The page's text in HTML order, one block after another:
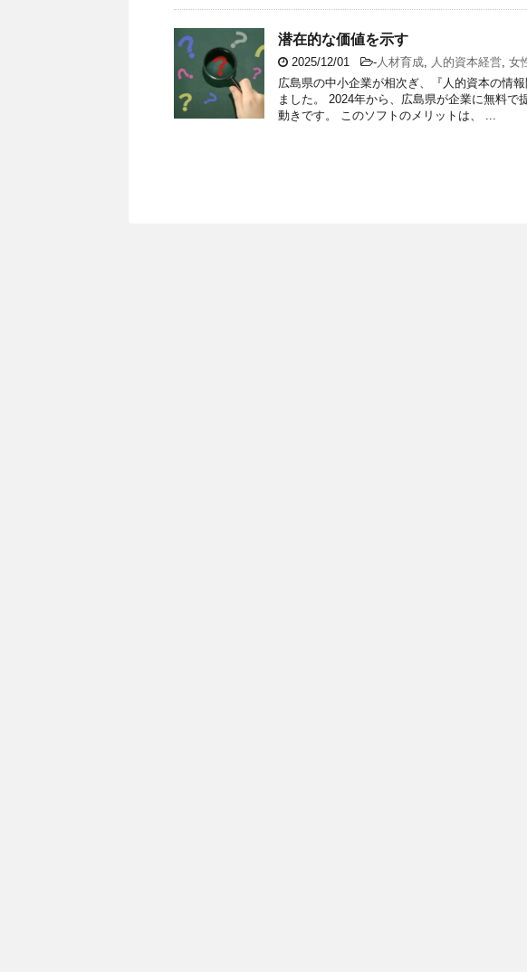
潜在的な価値を示す
2025/12/01 - 人材育成 人的資本経営 女
広島県の中小企業が相次ぎ、『人的資本の情
ました。 2024年から、広島県が企業に無料
動きです。 このソフトのメリットは、 ...